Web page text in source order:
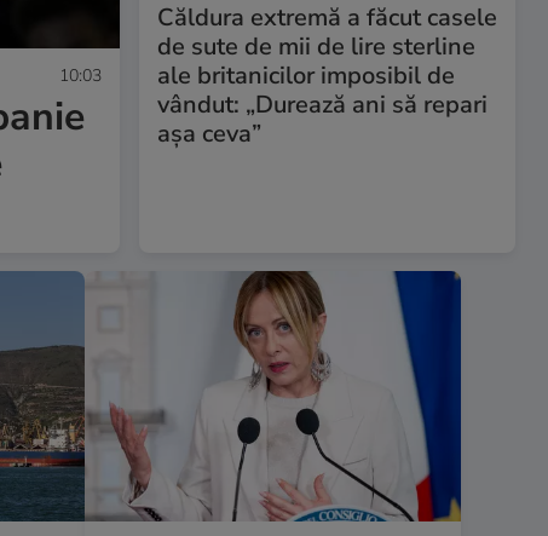
10:03
Căldura extremă a făcut casele
de sute de mii de lire sterline
ale britanicilor imposibil de
vândut: „Durează ani să repari
așa ceva”